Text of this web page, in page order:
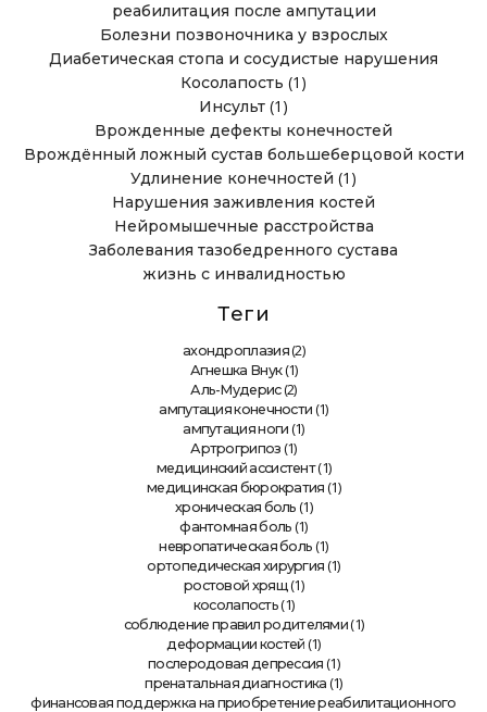
реабилитация после ампутации
Болезни позвоночника у взрослых
Диабетическая стопа и сосудистые нарушения
Косолапость (1)
Инсульт (1)
Врожденные дефекты конечностей
Врождённый ложный сустав большеберцовой кости
Удлинение конечностей (1)
Нарушения заживления костей
Нейромышечные расстройства
Заболевания тазобедренного сустава
жизнь с инвалидностью
Теги
ахондроплазия(2)
Агнешка Внук(1)
Аль-Мудерис(2)
ампутация конечности (1)
ампутация ноги (1)
Артрогрипоз (1)
медицинский ассистент(1)
медицинская бюрократия (1)
хроническая боль (1)
фантомная боль (1)
невропатическая боль (1)
ортопедическая хирургия (1)
ростовой хрящ(1)
косолапость (1)
соблюдение правил родителями (1)
деформации костей (1)
послеродовая депрессия (1)
пренатальная диагностика (1)
финансовая поддержка на приобретение реабилитационного